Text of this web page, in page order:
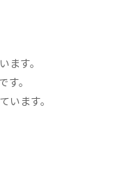
ます。
。
います。